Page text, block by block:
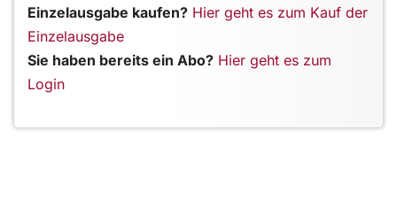
Einzelausgabe kaufen? Hier geht es zum Kauf der
Einzelausgabe
Sie haben bereits ein Abo? Hier geht es zum
Login